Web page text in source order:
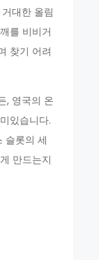
대한 올림
를 비비거
찾기 어려
, 영국의 온
있습니다.
슬롯의 세
만드는지